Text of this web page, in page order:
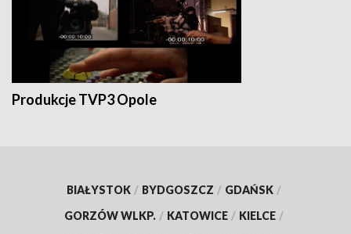
Produkcje TVP3 Opole
BIAŁYSTOK / BYDGOSZCZ / GDAŃSK /
GORZÓW WLKP. / KATOWICE / KIELCE /